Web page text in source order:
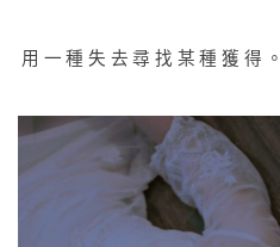
用一種失去尋找某種獲得。